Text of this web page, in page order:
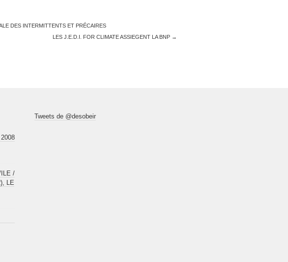
DES INTERMITTENTS ET PRÉCAIRES
LES J.E.D.I. FOR CLIMATE ASSIEGENT LA BNP →
/
LE
Tweets de @desobeir